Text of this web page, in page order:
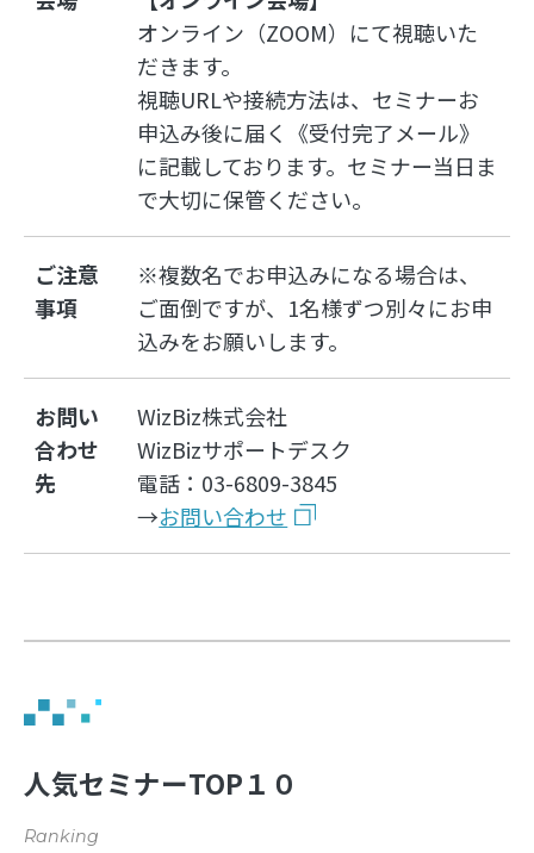
オンライン（ZOOM）にて視聴いた
だきます。
視聴URLや接続方法は、セミナーお
申込み後に届く《受付完了メール》
に記載しております。セミナー当日ま
で大切に保管ください。
ご注意
事項
※複数名でお申込みになる場合は、
ご面倒ですが、1名様ずつ別々にお申
込みをお願いします。
お問い
合わせ
先
WizBiz株式会社
WizBizサポートデスク
電話：03-6809-3845
→お問い合わせ
人気セミナーTOP１０
Ranking